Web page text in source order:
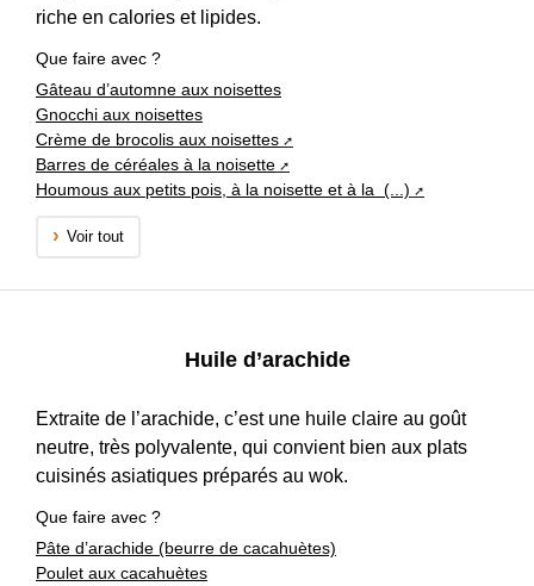
riche en calories et lipides.
Que faire avec ?
Gâteau d’automne aux noisettes
Gnocchi aux noisettes
Crème de brocolis aux noisettes
Barres de céréales à la noisette
Houmous aux petits pois, à la noisette et à la (...)
Voir tout
Huile d’arachide
Extraite de l’arachide, c’est une huile claire au goût
neutre, très polyvalente, qui convient bien aux plats
cuisinés asiatiques préparés au wok.
Que faire avec ?
Pâte d’arachide (beurre de cacahuètes)
Poulet aux cacahuètes